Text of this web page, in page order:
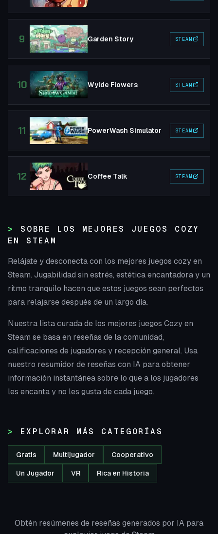
9 Garden Story STEAM
10 Wylde Flowers STEAM
11 PowerWash Simulator STEAM
12 Coffee Talk STEAM
SOBRE LOS MEJORES JUEGOS COZY
EN STEAM
Relájate y desconecta con los mejores juegos cozy en
Steam. Jugabilidad sin estrés, estética encantadora y un
ritmo tranquilo hacen que estos juegos sean perfectos
para relajarse después de un largo día.
Nuestra lista curada de los mejores juegos Cozy en
Steam se basa en reseñas de la comunidad,
calificaciones de jugadores y recepción general. Usa
nuestro resumidor de reseñas con IA para obtener
información instantánea sobre lo que a los jugadores
les encanta y no les gusta de cada juego.
EXPLORAR MÁS CATEGORÍAS
Gratis Multijugador Cooperativo
Un Jugador VR Rica en Historia
Obtén resúmenes de reseñas generados por IA para